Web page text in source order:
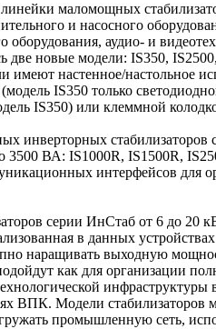
маломощных
и насосного
аудио- и
две новые модели: IS350,
имеют настенное/настольное
IS350 только
IS350) или клеммной
инверторных стабилизаторов
3500 ВА: IS1000R, IS1500R,
интерфейсов для
серии ИнСтаб от 6 до 20
в данных
наращивать выходную
как для организации
ВПК. Модели
промышленную сеть,